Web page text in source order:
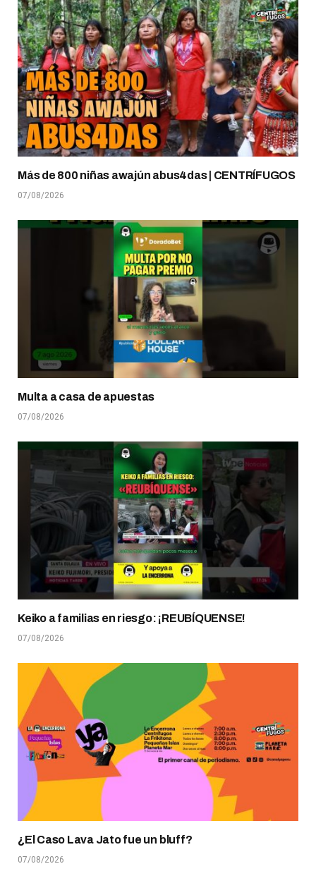
Más de 800 niñas awajún abus4das | CENTRÍFUGOS
07/08/2026
Multa a casa de apuestas
07/08/2026
Keiko a familias en riesgo: ¡REUBÍQUENSE!
07/08/2026
¿El Caso Lava Jato fue un bluff?
07/08/2026